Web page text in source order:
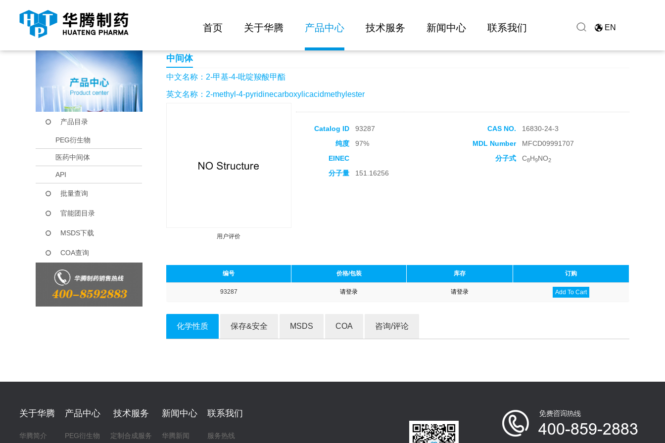
首页 关于华腾 产品中心 技术服务 新闻中心 联系我们 EN
当前位置： 首页 产品中心 2-甲基-4-吡啶羧酸甲酯
产品目录
PEG衍生物
医药中间体
API
批量查询
官能团目录
MSDS下载
COA查询
中间体
中文名称：2-甲基-4-吡啶羧酸甲酯
英文名称：2-methyl-4-pyridinecarboxylicacidmethylester
用户评价
Catalog ID 93287 CAS NO.
16830-24-3
纯度
97% MDL Number
MFCD09991707
EINEC
分子式 C8H9NO2
分子量 151.16256
编号 价格/包装 库存 订购
93287 请登录 请登录 Add To Cart
化学性质 保存&安全 MSDS COA 咨询/评论
关于华腾
华腾简介
产品中心
PEG衍生物
技术服务
定制合成服务
新闻中心
华腾新闻
联系我们
服务热线